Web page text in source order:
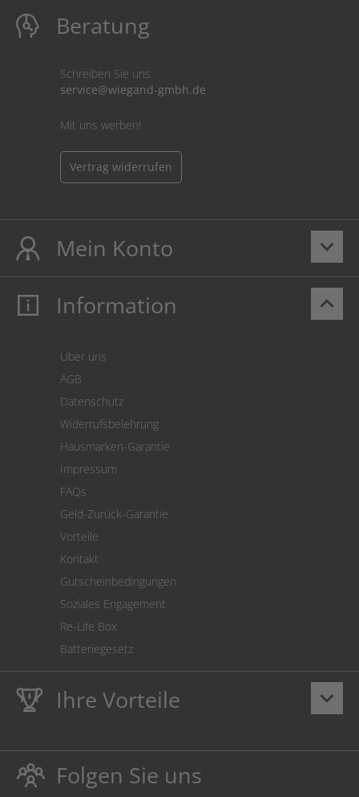
Beratung
Schreiben Sie uns:
service@wiegand-gmbh.de
Mit uns werben!
Vertrag widerrufen
keyboard_arrow_down
Mein Konto
Mein Konto
Cookie Einstellungen
keyboard_arrow_up
Information
Über uns
AGB
Datenschutz
Widerrufsbelehrung
Hausmarken-Garantie
Impressum
FAQs
Geld-Zurück-Garantie
Vorteile
Kontakt
Gutscheinbedingungen
Soziales Engagement
Re-Life Box
Batteriegesetz
keyboard_arrow_down
Ihre Vorteile
LebenslangeHausmarke Garantieauf Toner und Tinte
schützt auch Ihren Drucker.
Umweltfreundlich dadurch Abfallvermeidung.
Folgen Sie uns